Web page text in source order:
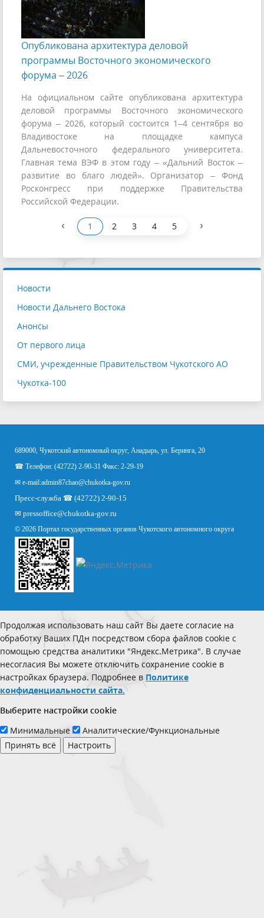
Опубликована архитектура деловой
программы Восточного экономического
форума – 2026
На официальном сайте опубликована архитектура
деловой программы Восточного экономического
форума – 2026, который состоится 1–4 сентября во
Владивостоке на площадке кампуса
Дальневосточного федерального университета.
Главная тема ВЭФ в этом году – «Дальний Восток –
развитие во благо людей». Организатор – Фонд
Росконгресс при поддержке Правительства
Российской Федерации.
‹ 1 2 3 4 5 ›
Новости
Новости Дальнего Востока
Анонсы
От первого лица
СМИ, учрежденные Правительством Чукотского АО
Чукотка-100
689000, Чукотский автономный округ, Анадырь, ул. Беринга, 20
☎ Телефон: (42722) 2-90-31 Факс: 2-29-19
✉ e-mail:admin87chao@chukotka-gov.ru
Пресс-служба ☎ (42722) 2-90-15
✉ pressoffice@chukotka-gov.ru
© 2026 Портал государственных органов Чукотского автономного округа
Продолжая использовать наш сайт Вы даете согласие на
обработку Ваших ПДн посредством сбора файлов cookie с
помощью средства аналитики "Яндекс.Метрика". В случае
несогласия Вы можете отключить сохранение cookie в
настройках браузера. Подробнее в Политике
конфиденциальности сайта.
Выберите настройки cookie
Минимальные
Аналитические/Функциональные
Принять всё
Настроить